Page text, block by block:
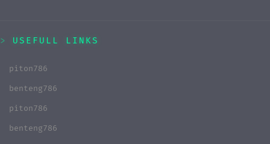
USEFULL LINKS
piton786
benteng786
piton786
benteng786